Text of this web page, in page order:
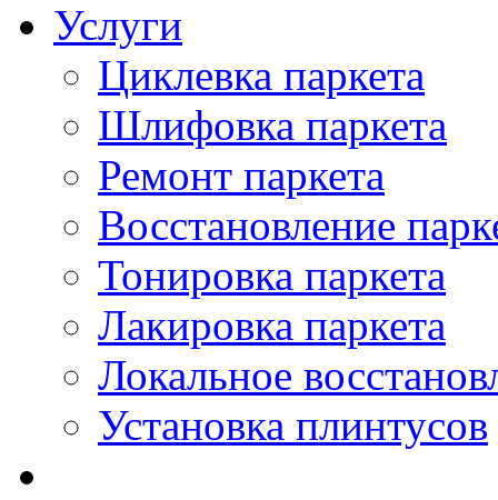
Услуги
Циклевка паркета
Шлифовка паркета
Ремонт паркета
Восстановление
Тонировка паркета
Лакировка паркета
Локальное
Установка плинтусов